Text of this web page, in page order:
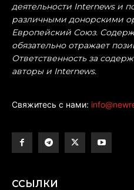
деятельности Internews и
различными донорскими
Европейский Союз.
обязательно отражает
Ответственность за
авторы и Internews.
Свяжитесь с нами:
ССЫЛКИ